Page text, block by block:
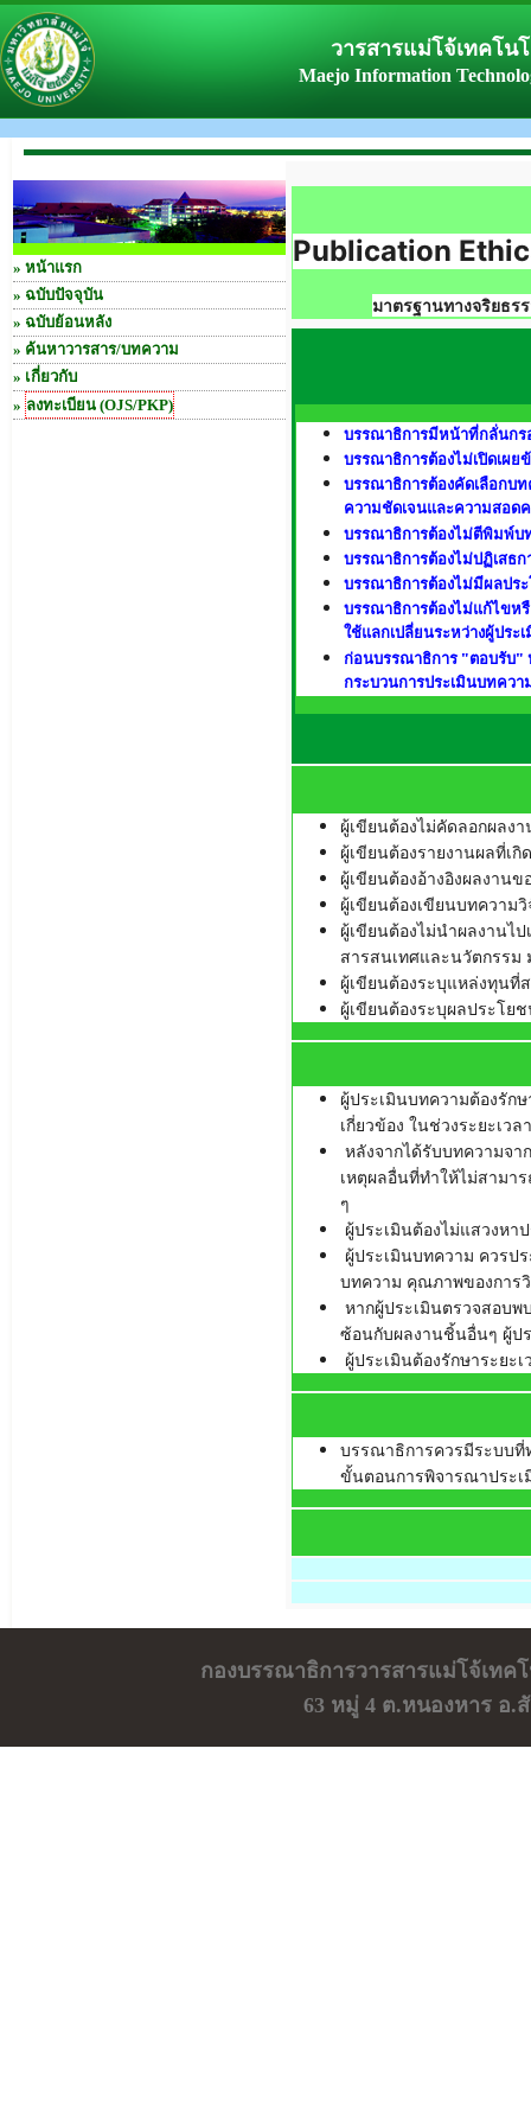
วารสารแม่โจ้เทคโน
Maejo Information
» หน้าแรก
» ฉบับปัจจุบัน
» ฉบับย้อนหลัง
» ค้นหาวารสาร/บทความ
» เกี่ยวกับ
» ลงทะเบียน (OJS/PKP)
Publication
มาตรฐานทางจริยธร
บรรณาธิการมีหน้าที่กลั่นกร
บรรณาธิการต้องไม่เปิดเผ
บรรณาธิการต้องคัดเลือกบ
ความชัดเจนและความสอด
บรรณาธิการต้องไม่ตีพิมพ์บ
บรรณาธิการต้องไม่ปฏิเสธ
บรรณาธิการต้องไม่มีผลปร
บรรณาธิการต้องไม่แก้ไขห
ใช้แลกเปลี่ยนระหว่างผู้ประ
ก่อนบรรณาธิการ "ตอบรับ"
กระบวนการประเมินบทคว
ผู้เขียนต้องไม่คัดลอกผลง
ผู้เขียนต้องรายงานผลที่เ
ผู้เขียนต้องอ้างอิงผลงาน
ผู้เขียนต้องเขียนบทความ
ผู้เขียนต้องไม่นำผลงานไ
สารสนเทศและนวัตกรรม
ผู้เขียนต้องระบุแหล่งทุนที่
ผู้เขียนต้องระบุผลประโย
ผู้ประเมินบทความต้องรัก
เกี่ยวข้อง ในช่วงระยะเว
หลังจากได้รับบทความจา
เหตุผลอื่นที่ทำให้ไม่สามา
ๆ
ผู้ประเมินต้องไม่แสวงหา
ผู้ประเมินบทความ ควร
บทความ คุณภาพของการ
หากผู้ประเมินตรวจสอบ
ซ้อนกับผลงานชิ้นอื่นๆ ผู้ป
ผู้ประเมินต้องรักษาระยะ
บรรณาธิการควรมีระบบที่
ขั้นตอนการพิจารณาประเ
กองบรรณาธิการวารสารแม่โจ้เท
63 หมู่ 4 ต.หนองหาร อ.